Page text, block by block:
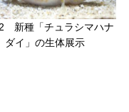
新種「チュラシマハナ
ダイ」の生体展示